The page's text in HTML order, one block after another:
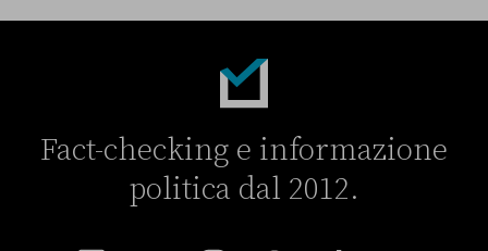
Fact-checking e informazione
politica dal 2012.